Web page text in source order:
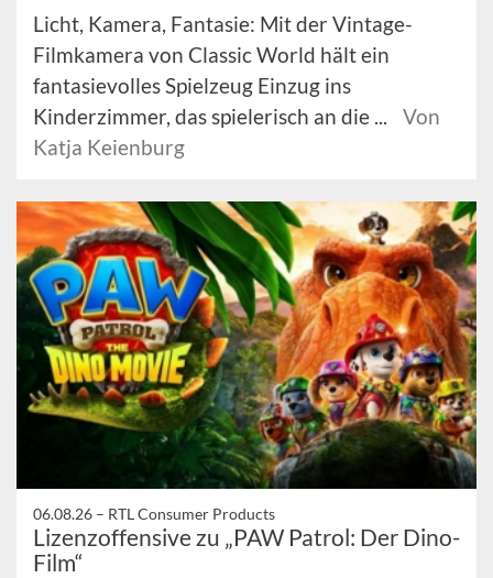
Licht, Kamera, Fantasie: Mit der Vintage-
Filmkamera von Classic World hält ein
fantasievolles Spielzeug Einzug ins
Kinderzimmer, das spielerisch an die ...
Von
Katja Keienburg
06.08.26 – RTL Consumer Products
Lizenzoffensive zu „PAW Patrol: Der Dino-
Film“